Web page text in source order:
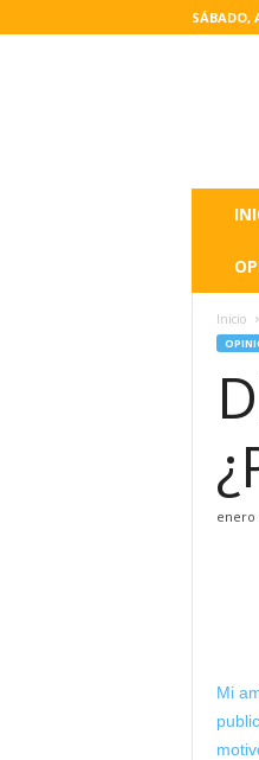
SÁBADO,
Inicio
enero
Mi